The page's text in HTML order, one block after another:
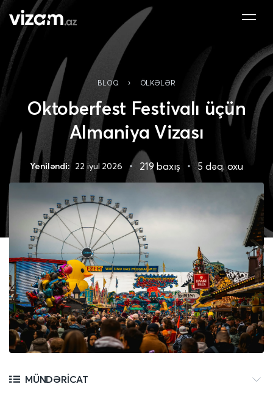
BLOQ › ÖLKƏLƏR
Oktoberfest Festivalı üçün
Almaniya Vizası
Yeniləndi: 22 iyul 2026 219 baxış 5 dəq. oxu
MÜNDƏRICAT